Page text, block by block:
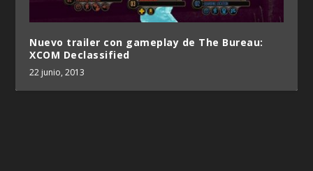
Nuevo trailer con gameplay de The Bureau:
XCOM Declassified
22 junio, 2013